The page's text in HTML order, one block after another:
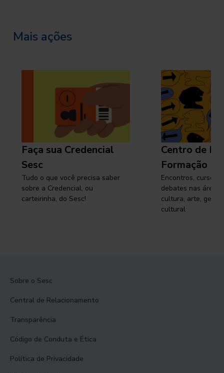
Mais ações
Faça sua Credencial
Sesc
Tudo o que você precisa saber
sobre a Credencial, ou
carteirinha, do Sesc!
Centro de
Formação
Encontros, cursos,
debates nas áreas
cultura, arte,
cultural
Sobre o Sesc
Central de Relacionamento
Transparência
Código de Conduta e Ética
Política de Privacidade